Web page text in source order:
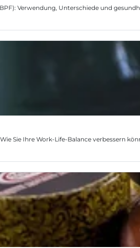
BPF): Verwendung, Unterschiede und
Sie Ihre Work-Life-Balance verbessern